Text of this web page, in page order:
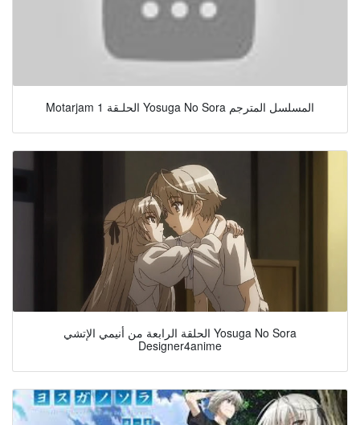
Motarjam الحلـقة 1 Yosuga No Sora المسلسل المترجم
الحلقة الرابعة من أنيمي الإتشي Yosuga No Sora
Designer4anime